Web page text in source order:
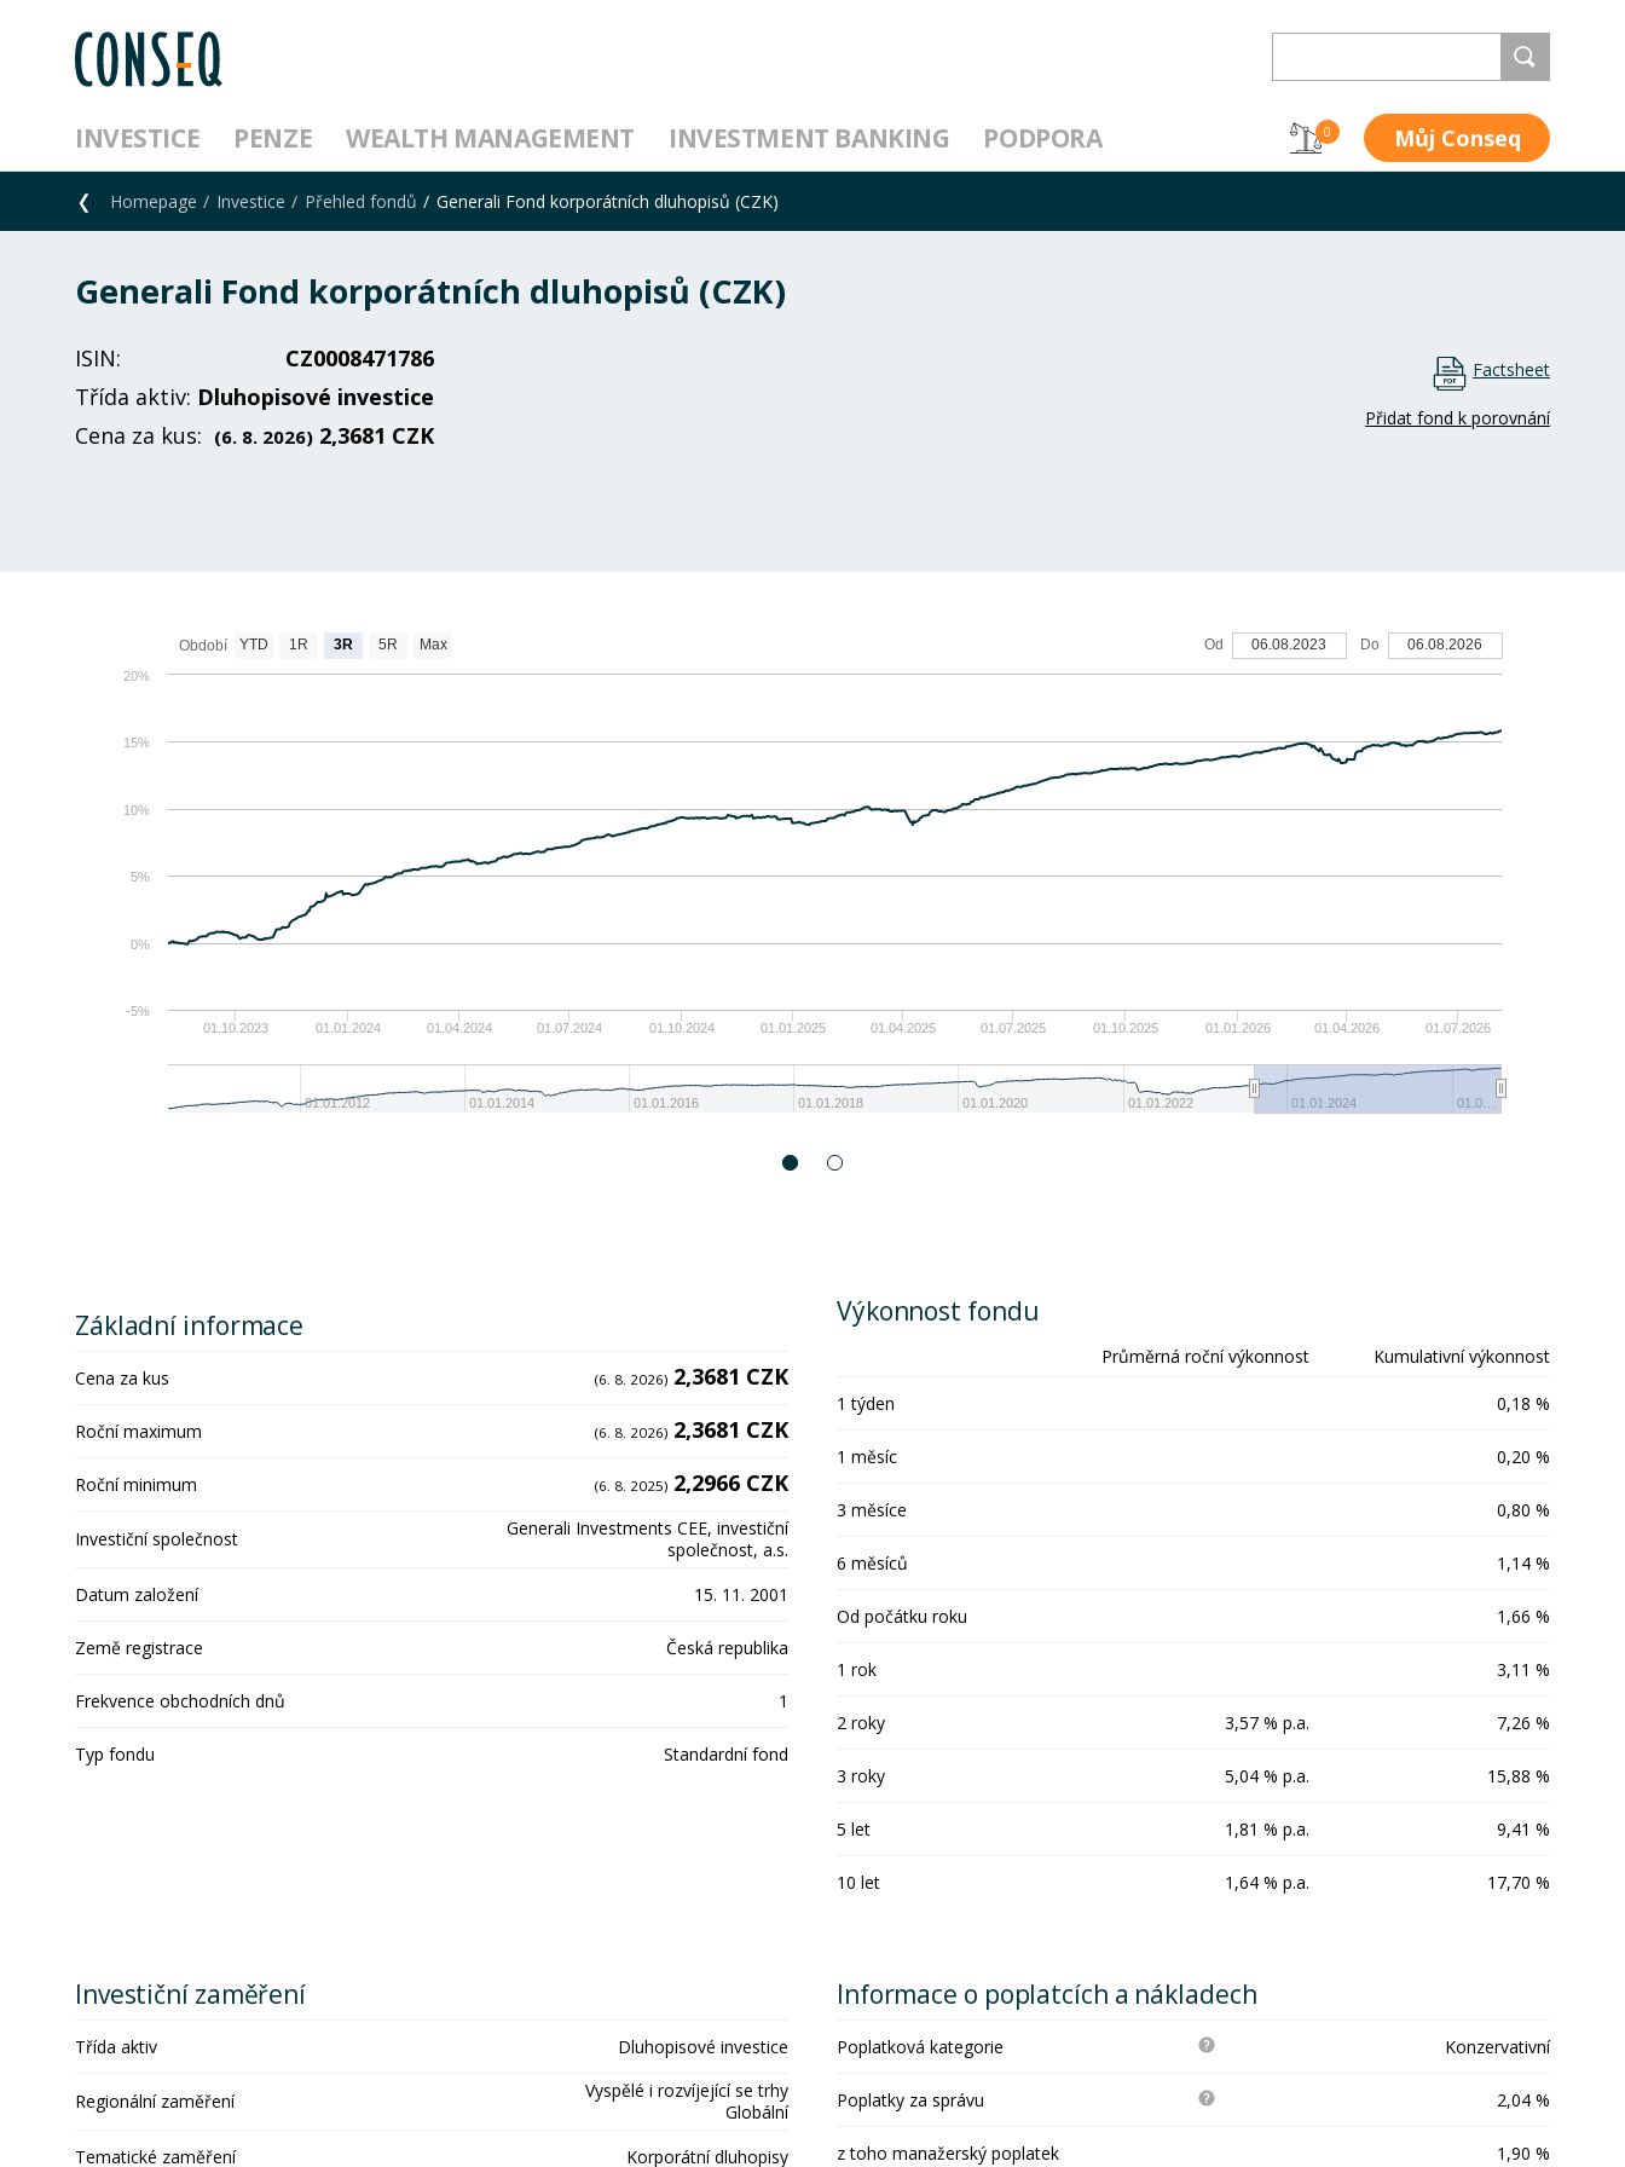
INVESTICE PENZE WEALTH MANAGEMENT INVESTMENT BANKING PODPORA 0 Můj Conseq
Homepage Investice Přehled fondů Generali Fond korporátních dluhopisů (CZK)
Generali Fond korporátních dluhopisů (CZK)
ISIN:
CZ0008471786
Třída aktiv: Dluhopisové investice
Cena za kus: (6. 8. 2026) 2,3681 CZK
Factsheet
Přidat fond k porovnání
01.10.2023 01.01.2024 01.04.2024 01.07.2024 01.10.2024 01.01.2025 01.04.2025 01.07.2025 01.10.2025 01.01.2026 01.04.2026 01.07.2026
01.01.2012 01.01.2014 01.01.2016 01.01.2018 01.01.2020 01.01.2022 01.01.2024 01.0…
0%
5%
10%
15%
-5%
20%
Období YTD 1R 3R 5R Max Od 06.08.2023 Do 06.08.2026
Základní informace
Cena za kus (6. 8. 2026) 2,3681 CZK
Roční maximum (6. 8. 2026) 2,3681 CZK
Roční minimum (6. 8. 2025) 2,2966 CZK
Investiční společnost
Generali Investments CEE, investiční
společnost, a.s.
Datum založení
15. 11. 2001
Země registrace Česká republika
Frekvence obchodních dnů 1
Typ fondu Standardní fond
Výkonnost fondu
Průměrná roční výkonnost Kumulativní výkonnost
1 týden 0,18 %
1 měsíc 0,20 %
3 měsíce 0,80 %
6 měsíců 1,14 %
Od počátku roku 1,66 %
1 rok 3,11 %
2 roky 3,57 % p.a. 7,26 %
3 roky 5,04 % p.a. 15,88 %
5 let 1,81 % p.a. 9,41 %
10 let 1,64 % p.a. 17,70 %
Investiční zaměření
Třída aktiv Dluhopisové investice
Regionální zaměření
Vyspělé i rozvíjející se trhy
Globální
Tematické zaměření
Korporátní dluhopisy
Informace o poplatcích a nákladech
Poplatková kategorie Konzervativní
Poplatky za správu 2,04 %
z toho manažerský poplatek 1,90 %